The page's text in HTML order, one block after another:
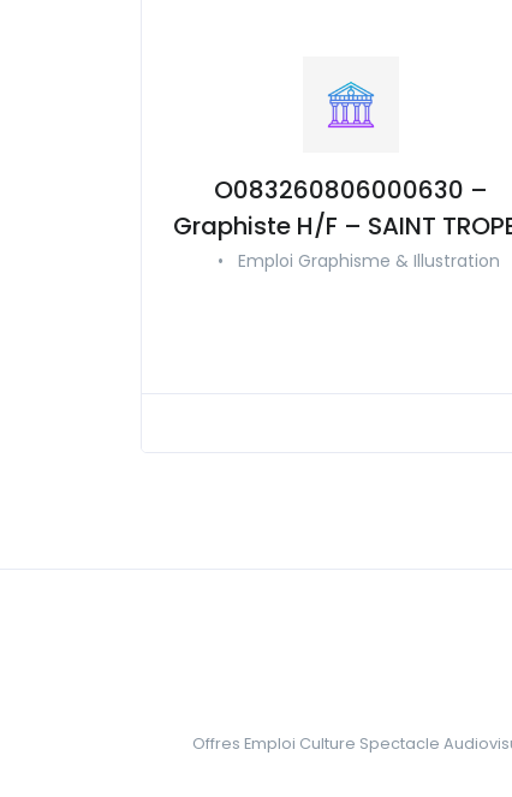
O083260806000630 –
Graphiste H/F – SAINT
• Emploi Graphisme & Illustration
Offres Emploi Culture Spectacle